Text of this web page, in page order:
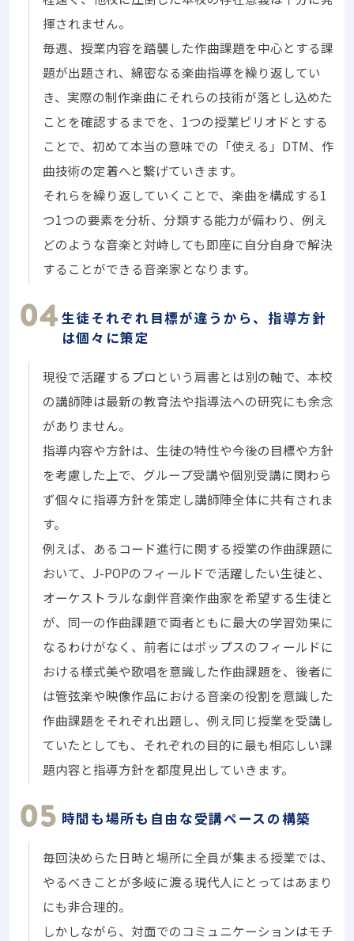
揮されません。
毎週、授業内容を踏襲した作曲課題を中心とする課
題が出題され、綿密なる楽曲指導を繰り返してい
き、実際の制作楽曲にそれらの技術が落とし込めた
ことを確認するまでを、1つの授業ピリオドとする
ことで、初めて本当の意味での「使える」DTM、作
曲技術の定着へと繋げていきます。
それらを繰り返していくことで、楽曲を構成する1
つ1つの要素を分析、分類する能力が備わり、例え
どのような音楽と対峙しても即座に自分自身で解決
することができる音楽家となります。
生徒それぞれ目標が違うから、指導方針
は個々に策定
現役で活躍するプロという肩書とは別の軸で、本校
の講師陣は最新の教育法や指導法への研究にも余念
がありません。
指導内容や方針は、生徒の特性や今後の目標や方針
を考慮した上で、グループ受講や個別受講に関わら
ず個々に指導方針を策定し講師陣全体に共有されま
す。
例えば、あるコード進行に関する授業の作曲課題に
おいて、J-POPのフィールドで活躍したい生徒と、
オーケストラルな劇伴音楽作曲家を希望する生徒と
が、同一の作曲課題で両者ともに最大の学習効果に
なるわけがなく、前者にはポップスのフィールドに
おける様式美や歌唱を意識した作曲課題を、後者に
は管弦楽や映像作品における音楽の役割を意識した
作曲課題をそれぞれ出題し、例え同じ授業を受講し
ていたとしても、それぞれの目的に最も相応しい課
題内容と指導方針を都度見出していきます。
時間も場所も自由な受講ペースの構築
毎回決めらた日時と場所に全員が集まる授業では、
やるべきことが多岐に渡る現代人にとってはあまり
にも非合理的。
しかしながら、対面でのコミュニケーションはモチ